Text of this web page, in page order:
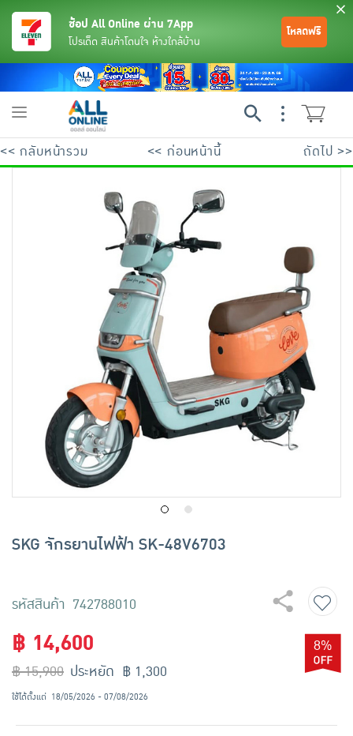
เครื่องปรุงรสและของแห้ง
ขนมขบเคี้ยว และช็อคโกแลต
อาหารสด ผัก ผลไม้และเบเกอรี่
ช้อป All Online ผ่าน 7App
โปรเด็ด สินค้าโดนใจ ห้างใกล้บ้าน
โหลดฟรี
Toggle
<< กลับหน้ารวม << ก่อนหน้านี้ ถัดไป >>
SKG จักรยานไฟฟ้า SK-48V6703
รหัสสินค้า 742788010
฿ 14,600
฿ 15,900
8%
ประหยัด ฿ 1,300
ใช้ได้ตั้งแต่ 18/05/2026 - 07/08/2026